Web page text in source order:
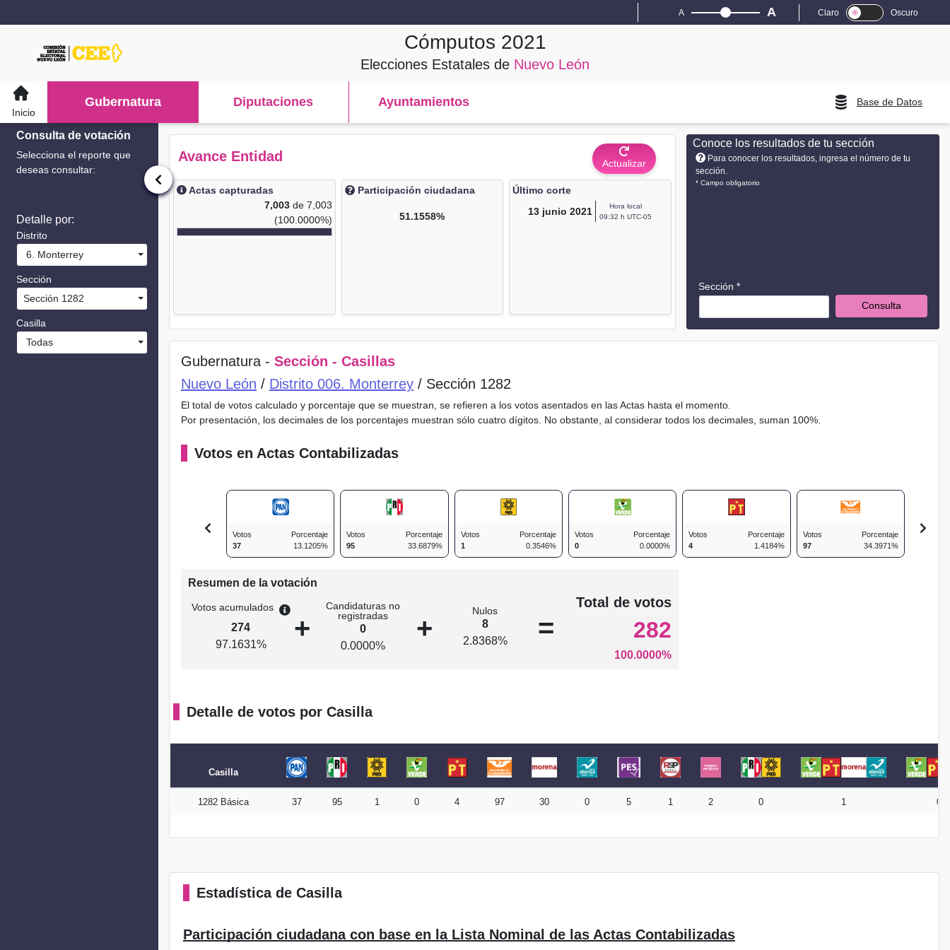
A A Claro Oscuro
Cómputos 2021
Elecciones Estatales de Nuevo León
Inicio
Gubernatura Diputaciones Ayuntamientos Base de Datos
Consulta de votación
Selecciona el reporte que
deseas consultar:
Detalle por:
Distrito
6. Monterrey
Sección
Sección 1282
Casilla
Todas
Avance Entidad Actualizar
Actas capturadas
7,003 de 7,003
(100.0000%)
Participación ciudadana
51.1558%
Último corte
13 junio 2021
Hora local
09:32 h UTC-05
Conoce los resultados de tu sección
Para conocer los resultados, ingresa el número de tu
sección.
* Campo obligatorio
Sección *
Consulta
Gubernatura - Sección - Casillas
Nuevo León / Distrito 006. Monterrey / Sección 1282
El total de votos calculado y porcentaje que se muestran, se refieren a los votos asentados en las Actas hasta el momento.
Por presentación, los decimales de los porcentajes muestran sólo cuatro dígitos. No obstante, al considerar todos los decimales, suman 100%.
Votos en Actas Contabilizadas
Votos
37
Porcentaje
13.1205%
Votos
95
Porcentaje
33.6879%
Votos
1
Porcentaje
0.3546%
Votos
0
Porcentaje
0.0000%
Votos
4
Porcentaje
1.4184%
Votos
97
Porcentaje
34.3971%
Votos
Resumen de la votación
Votos acumulados
274
97.1631%
+
Candidaturas no
registradas
0
0.0000%
+
Nulos
8
2.8368%
=
Total de votos
282
100.0000%
Detalle de votos por Casilla
Casilla
1282 Básica 37 95 1 0 4 97 30 0 5 1 2 0 1 0
Estadística de Casilla
Participación ciudadana con base en la Lista Nominal de las Actas Contabilizadas